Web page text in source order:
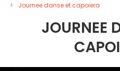
Journee danse et capoiera
JOURNEE